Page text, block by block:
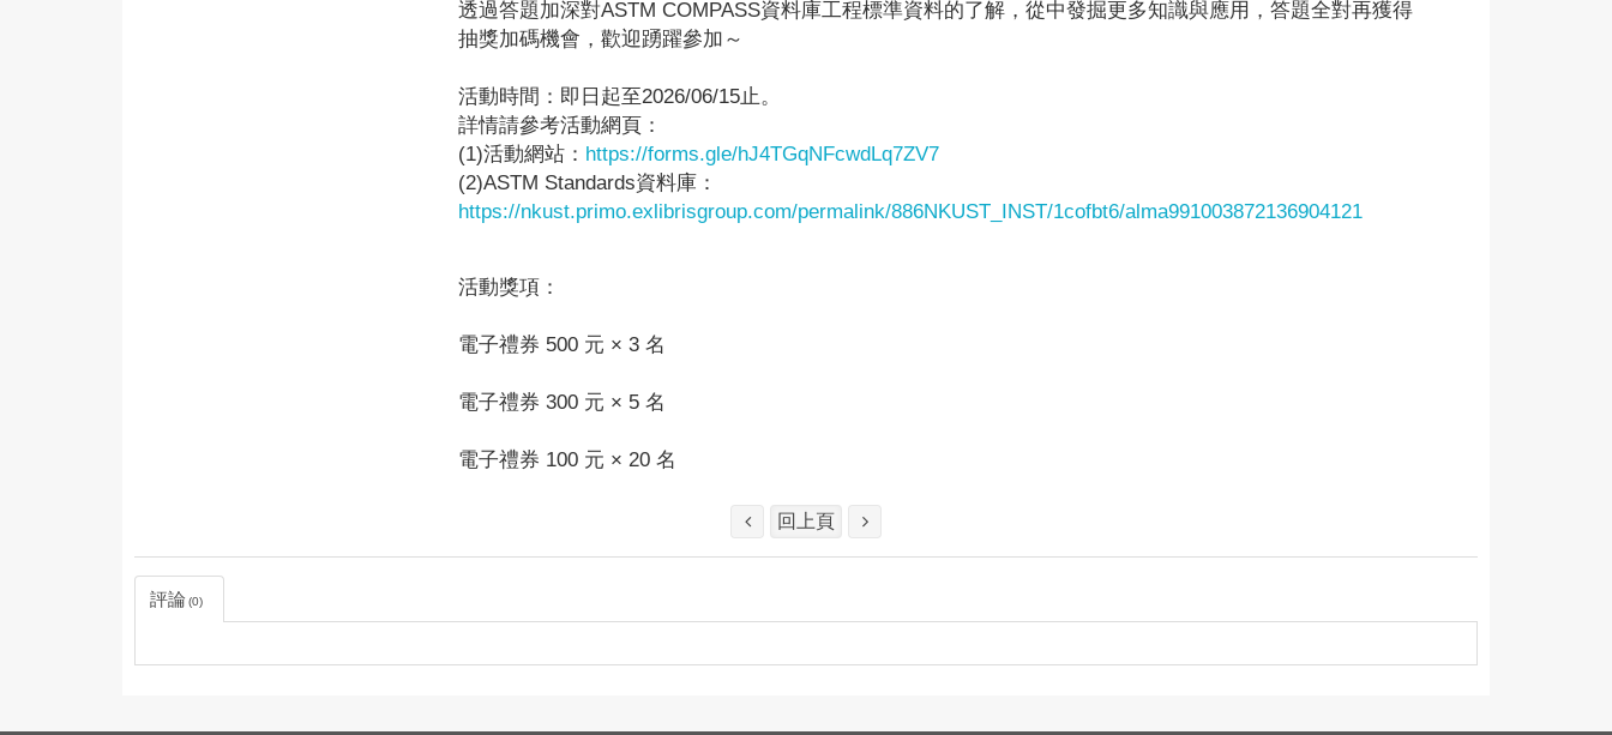
透過答題加深對ASTM COMPASS資料庫工程標準資料的了解，從中發掘更多知識與應用，答題全對再獲得
抽獎加碼機會，歡迎踴躍參加～
活動時間：即日起至2026/06/15止。
詳情請參考活動網頁：
(1)活動網站： https://forms.gle/hJ4TGqNFcwdLq7ZV7
(2)ASTM Standards資料庫：
https://nkust.primo.exlibrisgroup.com/permalink/886NKUST_INST/1cofbt6/alma991003872136904121
活動獎項：
電子禮券 500 元 × 3 名
電子禮券 300 元 × 5 名
電子禮券 100 元 × 20 名
回上頁
評論 0